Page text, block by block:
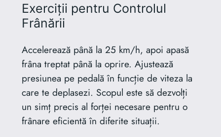
Exerciții pentru Controlul
Frânării
Accelerează până la 25 km/h, apoi apasă
frâna treptat până la oprire. Ajustează
presiunea pe pedală în funcție de viteza la
care te deplasezi. Scopul este să dezvolți
un simț precis al forței necesare pentru o
frânare eficientă în diferite situații.